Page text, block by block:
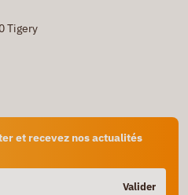
Tigery
et recevez nos actualités
Valider